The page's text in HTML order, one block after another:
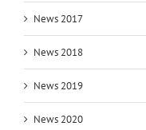
News 2017
News 2018
News 2019
News 2020